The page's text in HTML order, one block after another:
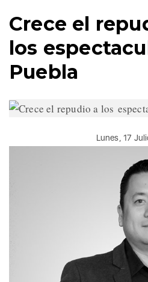
Crece el
los
Puebla
Lunes, 17